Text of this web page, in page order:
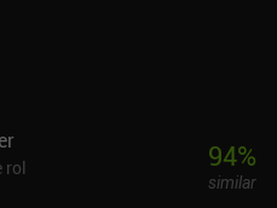
pixelados son geniales y
rol
94%
similar